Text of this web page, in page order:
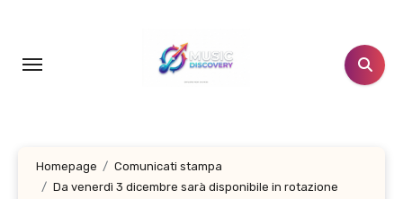
contenuto
Homepage
Comunicati stampa
Da venerdì 3 dicembre sarà disponibile in rotazione